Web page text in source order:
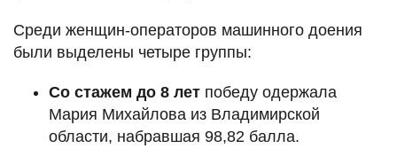
Среди женщин-операторов машинного доения
были выделены четыре группы:
Со стажем до 8 лет победу одержала
Мария Михайлова из Владимирской
области, набравшая 98,82 балла.